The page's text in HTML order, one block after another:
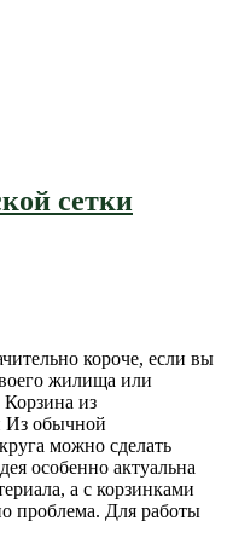
сетки
короче, если вы
жилища или
из
Из обычной
можно сделать
особенно актуальна
а с корзинками
проблема. Для работы